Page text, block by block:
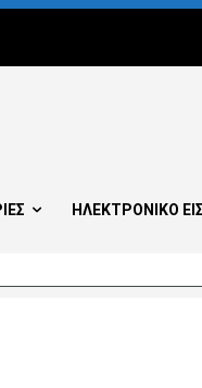
ΗΛΕΚΤΡΟΝΙΚΟ